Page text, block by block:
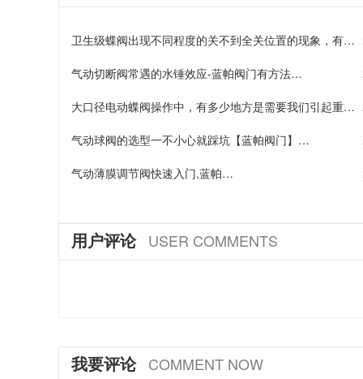
卫生级蝶阀出现不同程度的关不到全关位置的现象，有可
气动切断阀常遇的水锤效应-蓝帕阀门有方法…
大口径电动蝶阀操作中，有多少地方是需要我们引起重视
气动球阀的选型一不小心就踩坑【蓝帕阀门】…
气动薄膜调节阀快速入门,蓝帕…
用户评论 USER COMMENTS
我要评论 COMMENT NOW